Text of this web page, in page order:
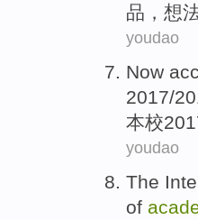
品， 想
youdao
Now
2017/
本校
youdao
The
of